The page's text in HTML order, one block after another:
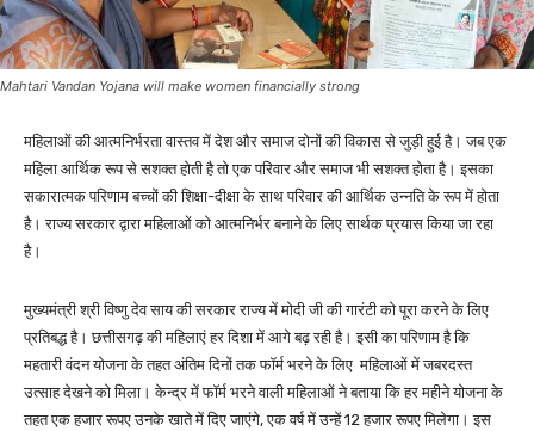
Mahtari Vandan Yojana will make women financially strong
महिलाओं की आत्मनिर्भरता वास्तव में देश और समाज दोनों की विकास से जुड़ी हुई है। जब एक
महिला आर्थिक रूप से सशक्त होती है तो एक परिवार और समाज भी सशक्त होता है। इसका
सकारात्मक परिणाम बच्चों की शिक्षा-दीक्षा के साथ परिवार की आर्थिक उन्नति के रूप में होता
है। राज्य सरकार द्वारा महिलाओं को आत्मनिर्भर बनाने के लिए सार्थक प्रयास किया जा रहा
है।
मुख्यमंत्री श्री विष्णु देव साय की सरकार राज्य में मोदी जी की गारंटी को पूरा करने के लिए
प्रतिबद्ध है। छत्तीसगढ़ की महिलाएं हर दिशा में आगे बढ़ रही है। इसी का परिणाम है कि
महतारी वंदन योजना के तहत अंतिम दिनों तक फॉर्म भरने के लिए महिलाओं में जबरदस्त
उत्साह देखने को मिला। केन्द्र में फॉर्म भरने वाली महिलाओं ने बताया कि हर महीने योजना के
तहत एक हजार रूपए उनके खाते में दिए जाएंगे, एक वर्ष में उन्हें 12 हजार रूपए मिलेगा। इस